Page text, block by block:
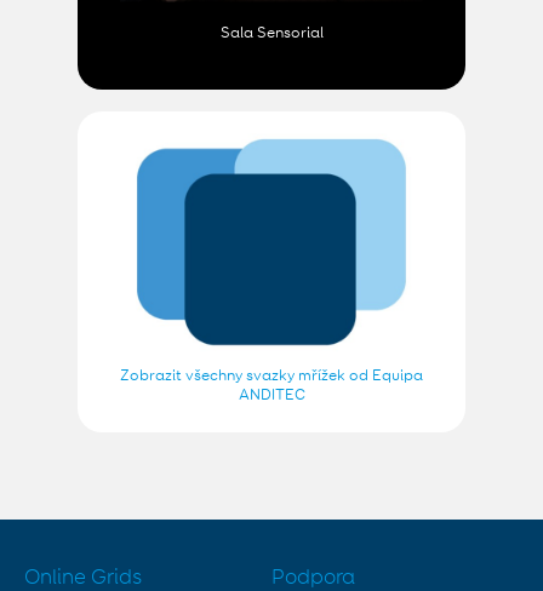
Sala Sensorial
Zobrazit všechny svazky mřížek od Equipa
ANDITEC
Online Grids Podpora